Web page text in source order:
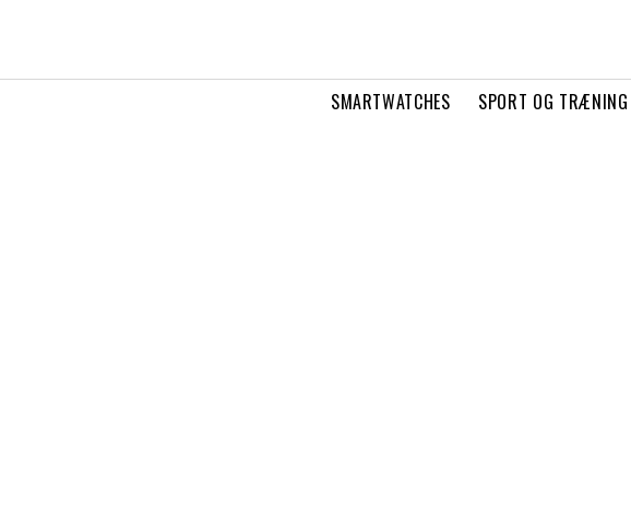
SMARTWATCHES SPORT OG TRÆNING